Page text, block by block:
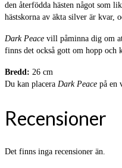
den återfödda hästen något som
hästskorna av äkta silver är kvar,
Dark Peace vill påminna dig om
finns det också gott om hopp och
Bredd: 26 cm
Du kan placera Dark Peace på en
Recensioner
Det finns inga recensioner än.